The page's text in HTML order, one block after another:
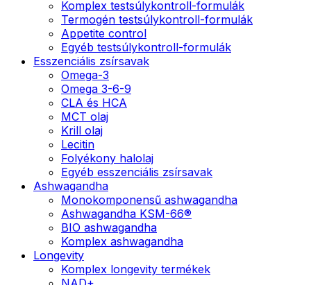
Komplex testsúlykontroll-formulák
Termogén testsúlykontroll-formulák
Appetite control
Egyéb testsúlykontroll-formulák
Esszenciális zsírsavak
Omega-3
Omega 3-6-9
CLA és HCA
MCT olaj
Krill olaj
Lecitin
Folyékony halolaj
Egyéb esszenciális zsírsavak
Ashwagandha
Monokomponensű ashwagandha
Ashwagandha KSM-66®
BIO ashwagandha
Komplex ashwagandha
Longevity
Komplex longevity termékek